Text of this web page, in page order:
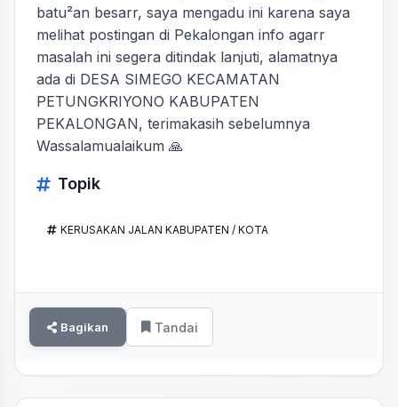
batu²an besarr, saya mengadu ini karena saya
melihat postingan di Pekalongan info agarr
masalah ini segera ditindak lanjuti, alamatnya
ada di DESA SIMEGO KECAMATAN
PETUNGKRIYONO KABUPATEN
PEKALONGAN, terimakasih sebelumnya
Wassalamualaikum 🙏
Topik
KERUSAKAN JALAN KABUPATEN / KOTA
Bagikan Tandai